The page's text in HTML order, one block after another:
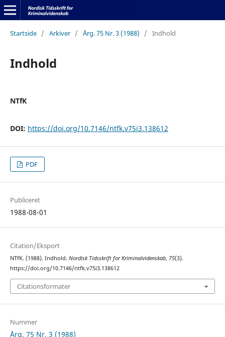
Startside / Arkiver / Årg. 75 Nr. 3 (1988) / Indhold
Indhold
NTfK
DOI: https://doi.org/10.7146/ntfk.v75i3.138612
PDF
Publiceret
1988-08-01
Citation/Eksport
NTfK. (1988). Indhold. Nordisk Tidsskrift for Kriminalvidenskab, 75(3).
https://doi.org/10.7146/ntfk.v75i3.138612
Citationsformater
Nummer
Årg. 75 Nr. 3 (1988)